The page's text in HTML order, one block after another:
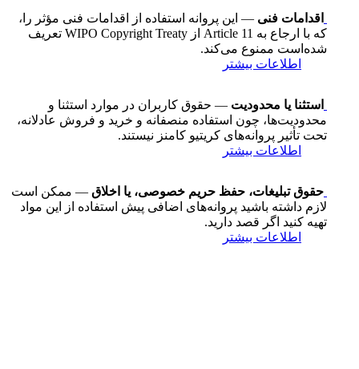
اقدامات فنی — این پروانه استفاده از اقدامات فنی مؤثر را،
که با ارجاع به Article 11 از WIPO Copyright Treaty تعریف
شده‌است ممنوع می‌کند.
اطلاعات بیشتر
استثنا یا محدودیت — حقوق کاربران در موارد استثنا و
محدودیت‌ها، چون استفاده منصفانه و خرید و فروش عادلانه،
تحت تأثیر پروانه‌های کریتیو کامنز نیستند.
اطلاعات بیشتر
حقوق تبلیغات، حفظ حریم خصوصی، یا اخلاق — ممکن است
لازم داشته باشید پروانه‌های اضافی پیش استفاده از این مواد
تهیه کنید اگر قصد دارید.
اطلاعات بیشتر